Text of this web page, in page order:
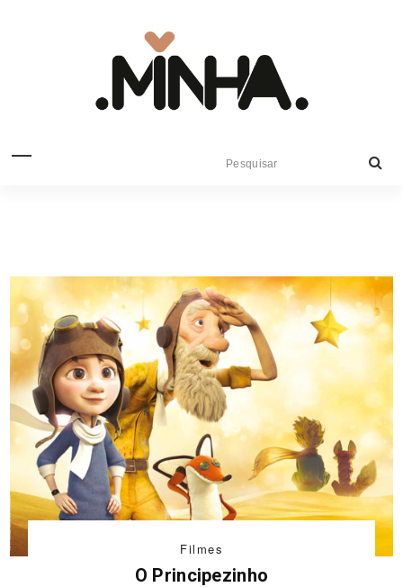
Filmes
O Principezinho